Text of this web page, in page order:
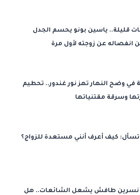
قليلة.. ياسين بونو يحسم الجدل
انفصاله عن زوجته لأول مرة
في وضح النهار تهز نور غندور.. تحطيم
وسرقة مقتنياتها
تسأل: كيف أعرف أنني مستعدة للزواج؟
نسرين طافش يشعل الشائعات.. هل